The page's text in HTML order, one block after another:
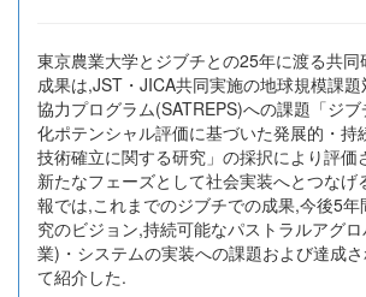
東京農業大学とジブチとの25年に渡る共同
成果は,JST・JICA共同実施の地球規模課
協力プログラム(SATREPS)への課題「ジ
化ポテンシャル評価に基づいた発展的・持
技術確立に関する研究」の採択により評価
新たなフェーズとして社会実装へとつなげ
報では,これまでのジブチでの成果,今後5
究のビジョン,持続可能なパストラルアグ
業)・システムの実装への課題および達成
て紹介した.